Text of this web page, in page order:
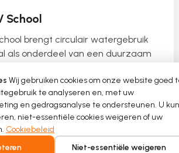
School
brengt circulair watergebruik
als onderdeel van een duurzaam
Wij gebruiken cookies om onze website goed
te analyseren en, met uw
en gedragsanalyse te ondersteunen. U
niet-essentiële cookies weigeren of uw
Cookiebeleid
Niet-essentiële weigeren